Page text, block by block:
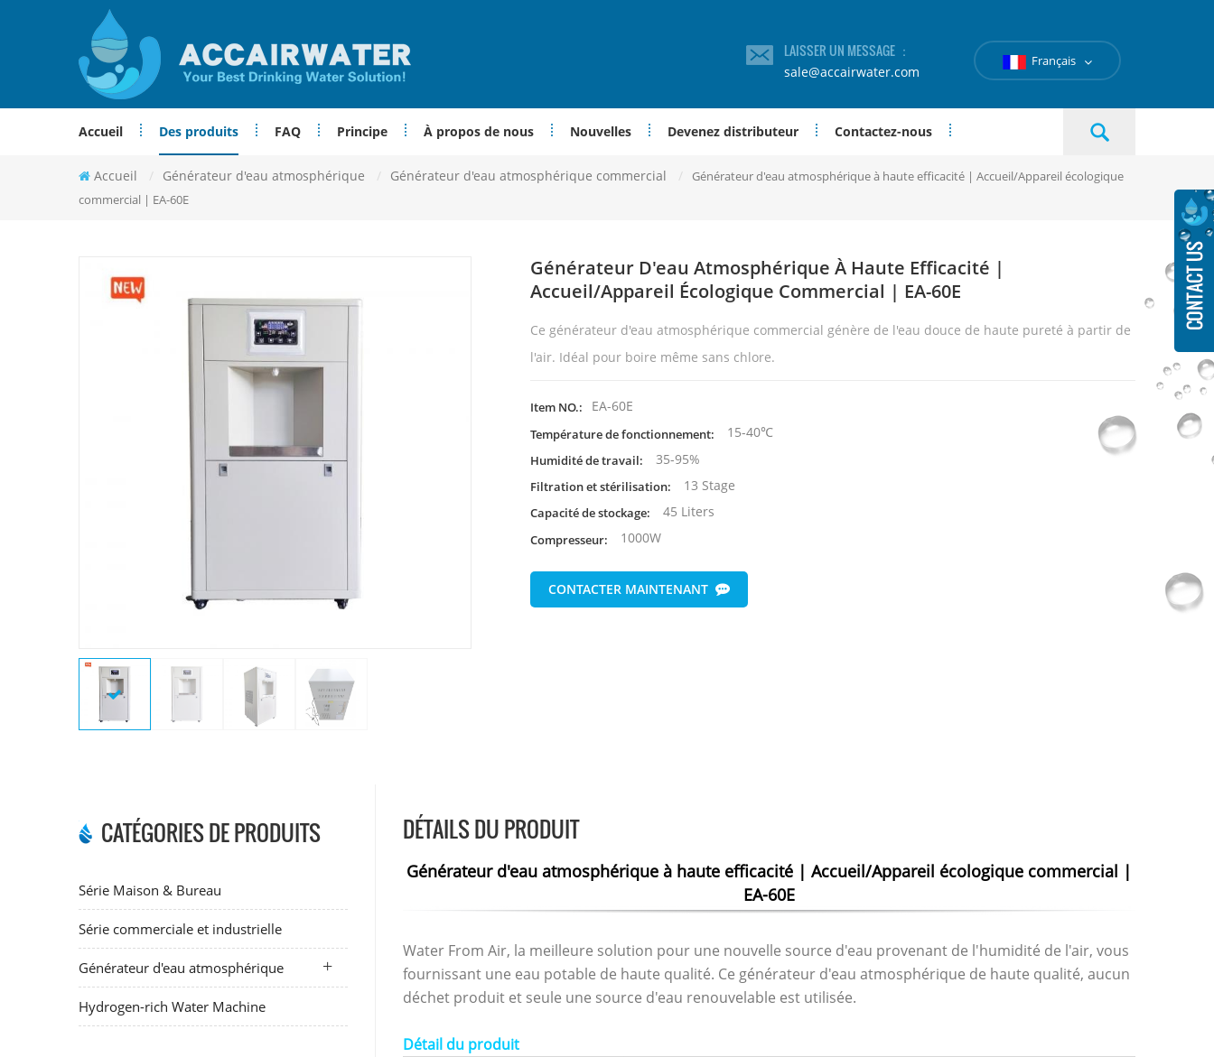
LAISSER UN MESSAGE ：
sale@accairwater.com
Français
Accueil Des produits FAQ Principe À propos de nous Nouvelles Devenez distributeur Contactez-nous
Accueil / Générateur d'eau atmosphérique / Générateur d'eau atmosphérique commercial /
Générateur d'eau atmosphérique à haute efficacité | Accueil/Appareil écologique
commercial | EA-60E
Générateur D'eau Atmosphérique À Haute Efficacité |
Accueil/Appareil Écologique Commercial | EA-60E
Ce générateur d'eau atmosphérique commercial génère de l'eau douce de haute pureté à partir de
l'air. Idéal pour boire même sans chlore.
Item NO.: EA-60E
Température de fonctionnement: 15-40℃
Humidité de travail: 35-95%
Filtration et stérilisation: 13 Stage
Capacité de stockage: 45 Liters
Compresseur: 1000W
CONTACTER MAINTENANT
CATÉGORIES DE PRODUITS
Série Maison & Bureau
Série commerciale et industrielle
Générateur d'eau atmosphérique
Hydrogen-rich Water Machine
DÉTAILS DU PRODUIT
Générateur d'eau atmosphérique à haute efficacité | Accueil/Appareil écologique commercial |
EA-60E
Water From Air, la meilleure solution pour une nouvelle source d'eau provenant de l'humidité de l'air, vous
fournissant une eau potable de haute qualité. Ce générateur d'eau atmosphérique de haute qualité, aucun
déchet produit et seule une source d'eau renouvelable est utilisée.
Détail du produit